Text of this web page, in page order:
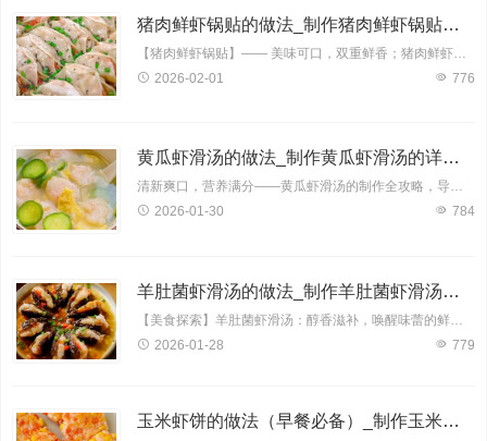
猪肉鲜虾锅贴的做法_制作猪肉鲜虾锅贴的详细步骤
【猪肉鲜虾锅贴】—— 美味可口，双重鲜香；猪肉鲜虾锅贴是一款深受大家喜爱的传统小吃，其鲜美的肉质搭配鲜嫩的大虾，口感丰富，营养均衡。下面，就让我为您详细介绍猪肉鲜虾锅贴的制
2026-02-01
776
黄瓜虾滑汤的做法_制作黄瓜虾滑汤的详细步骤
清新爽口，营养满分——黄瓜虾滑汤的制作全攻略，导语：黄瓜虾滑汤，一款集清新口感与丰富营养于一身的佳肴，备受美食爱好者青睐。今天，就让我为您揭开这道美味汤品的神秘面纱，详细
2026-01-30
784
羊肚菌虾滑汤的做法_制作羊肚菌虾滑汤的详细步骤
【美食探索】羊肚菌虾滑汤：醇香滋补，唤醒味蕾的鲜美之选；羊肚菌，一种珍贵的食用菌，其肉质肥厚，口感鲜美，营养价值极高。搭配鲜嫩的虾滑，更是将汤的口感提升至全新的境界。下面
2026-01-28
779
玉米虾饼的做法（早餐必备）_制作玉米虾饼的详细步骤